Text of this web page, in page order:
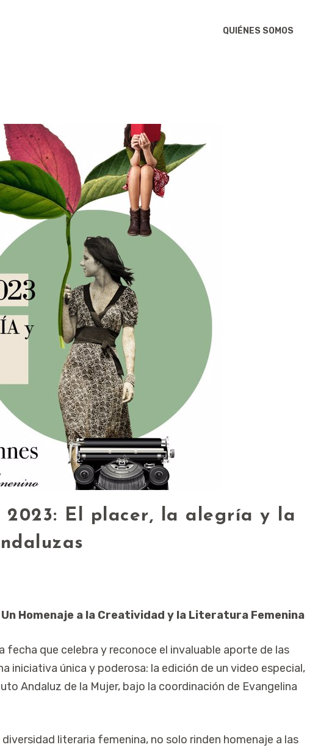
QUIÉNES SOMOS
2023: El placer, la alegría y la
Homenaje a la Creatividad y la Literatura Femenina
fecha que celebra y reconoce el invaluable aporte de las
iniciativa única y poderosa: la edición de un video especial,
Andaluz de la Mujer, bajo la coordinación de Evangelina
literaria femenina, no solo rinden homenaje a las